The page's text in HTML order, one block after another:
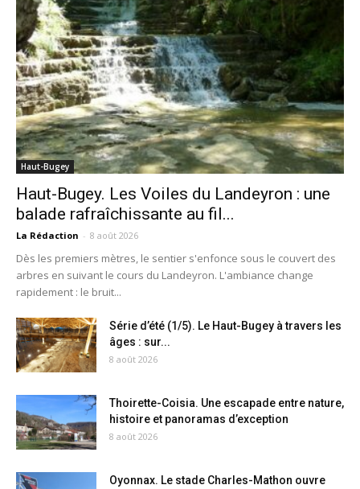
Haut-Bugey
Haut-Bugey. Les Voiles du Landeyron : une
balade rafraîchissante au fil...
La Rédaction - 8 août 2026
Dès les premiers mètres, le sentier s'enfonce sous le couvert des
arbres en suivant le cours du Landeyron. L'ambiance change
rapidement : le bruit...
Série d’été (1/5). Le Haut-Bugey à travers les
âges : sur...
8 août 2026
Thoirette-Coisia. Une escapade entre nature,
histoire et panoramas d’exception
8 août 2026
Oyonnax. Le stade Charles-Mathon ouvre